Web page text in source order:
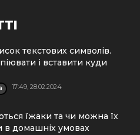
текстових символів.
і вставити куди
17:49, 28.02.2024
їжаки та чи можна їх
в домашніх умовах